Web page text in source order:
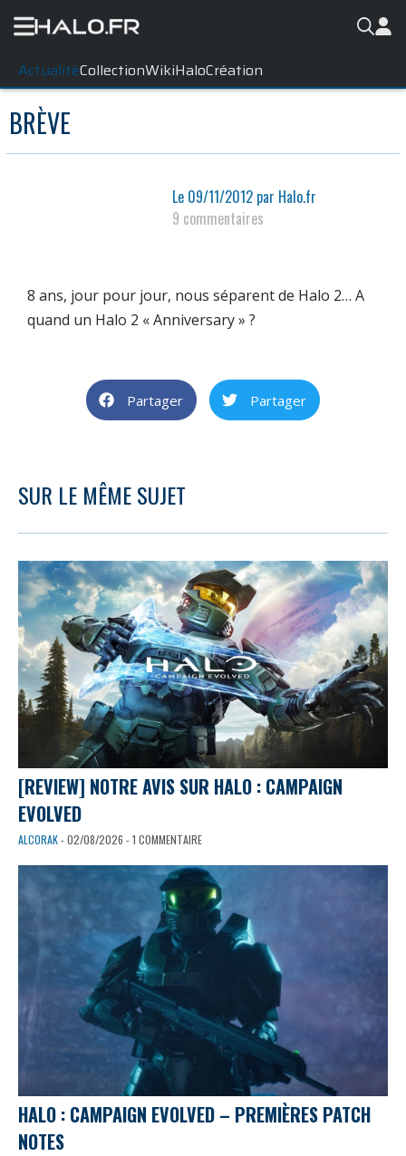
ActualitéCollectionWikiHaloCréation
BRÈVE
Le 09/11/2012 par Halo.fr
9 commentaires
8 ans, jour pour jour, nous séparent de Halo 2… A
quand un Halo 2 « Anniversary » ?
Partager Partager
SUR LE MÊME SUJET
[REVIEW] NOTRE AVIS SUR HALO : CAMPAIGN
EVOLVED
ALCORAK- 02/08/2026 - 1 COMMENTAIRE
HALO : CAMPAIGN EVOLVED – PREMIÈRES PATCH
NOTES